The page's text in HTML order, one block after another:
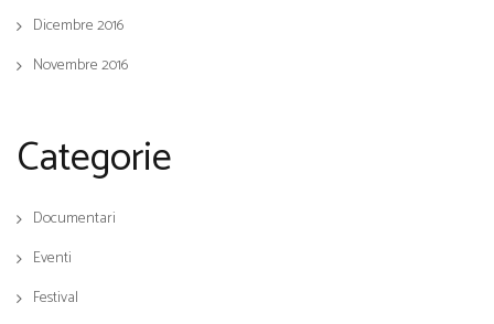
Dicembre 2016
Novembre 2016
Categorie
Documentari
Eventi
Festival